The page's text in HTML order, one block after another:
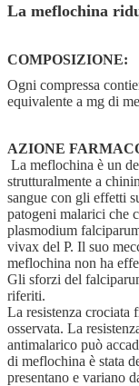
La meflochina
COMPOSIZIONE:
Ogni compressa
equivalente a mg di
AZIONE
La meflochina è un
strutturalmente a
sangue con gli effetti
patogeni malarici che
plasmodium
vivax del P. Il suo
meflochina non ha
Gli sforzi del
riferiti.
La resistenza crociata
osservata. La
antimalarico può
di meflochina è stata
presentano e variano